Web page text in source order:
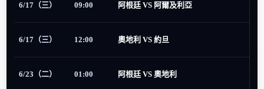
6/17（三） 09:00 阿根廷 VS 阿爾及利亞
6/17（三） 12:00 奧地利 VS 約旦
6/23（二） 01:00 阿根廷 VS 奧地利